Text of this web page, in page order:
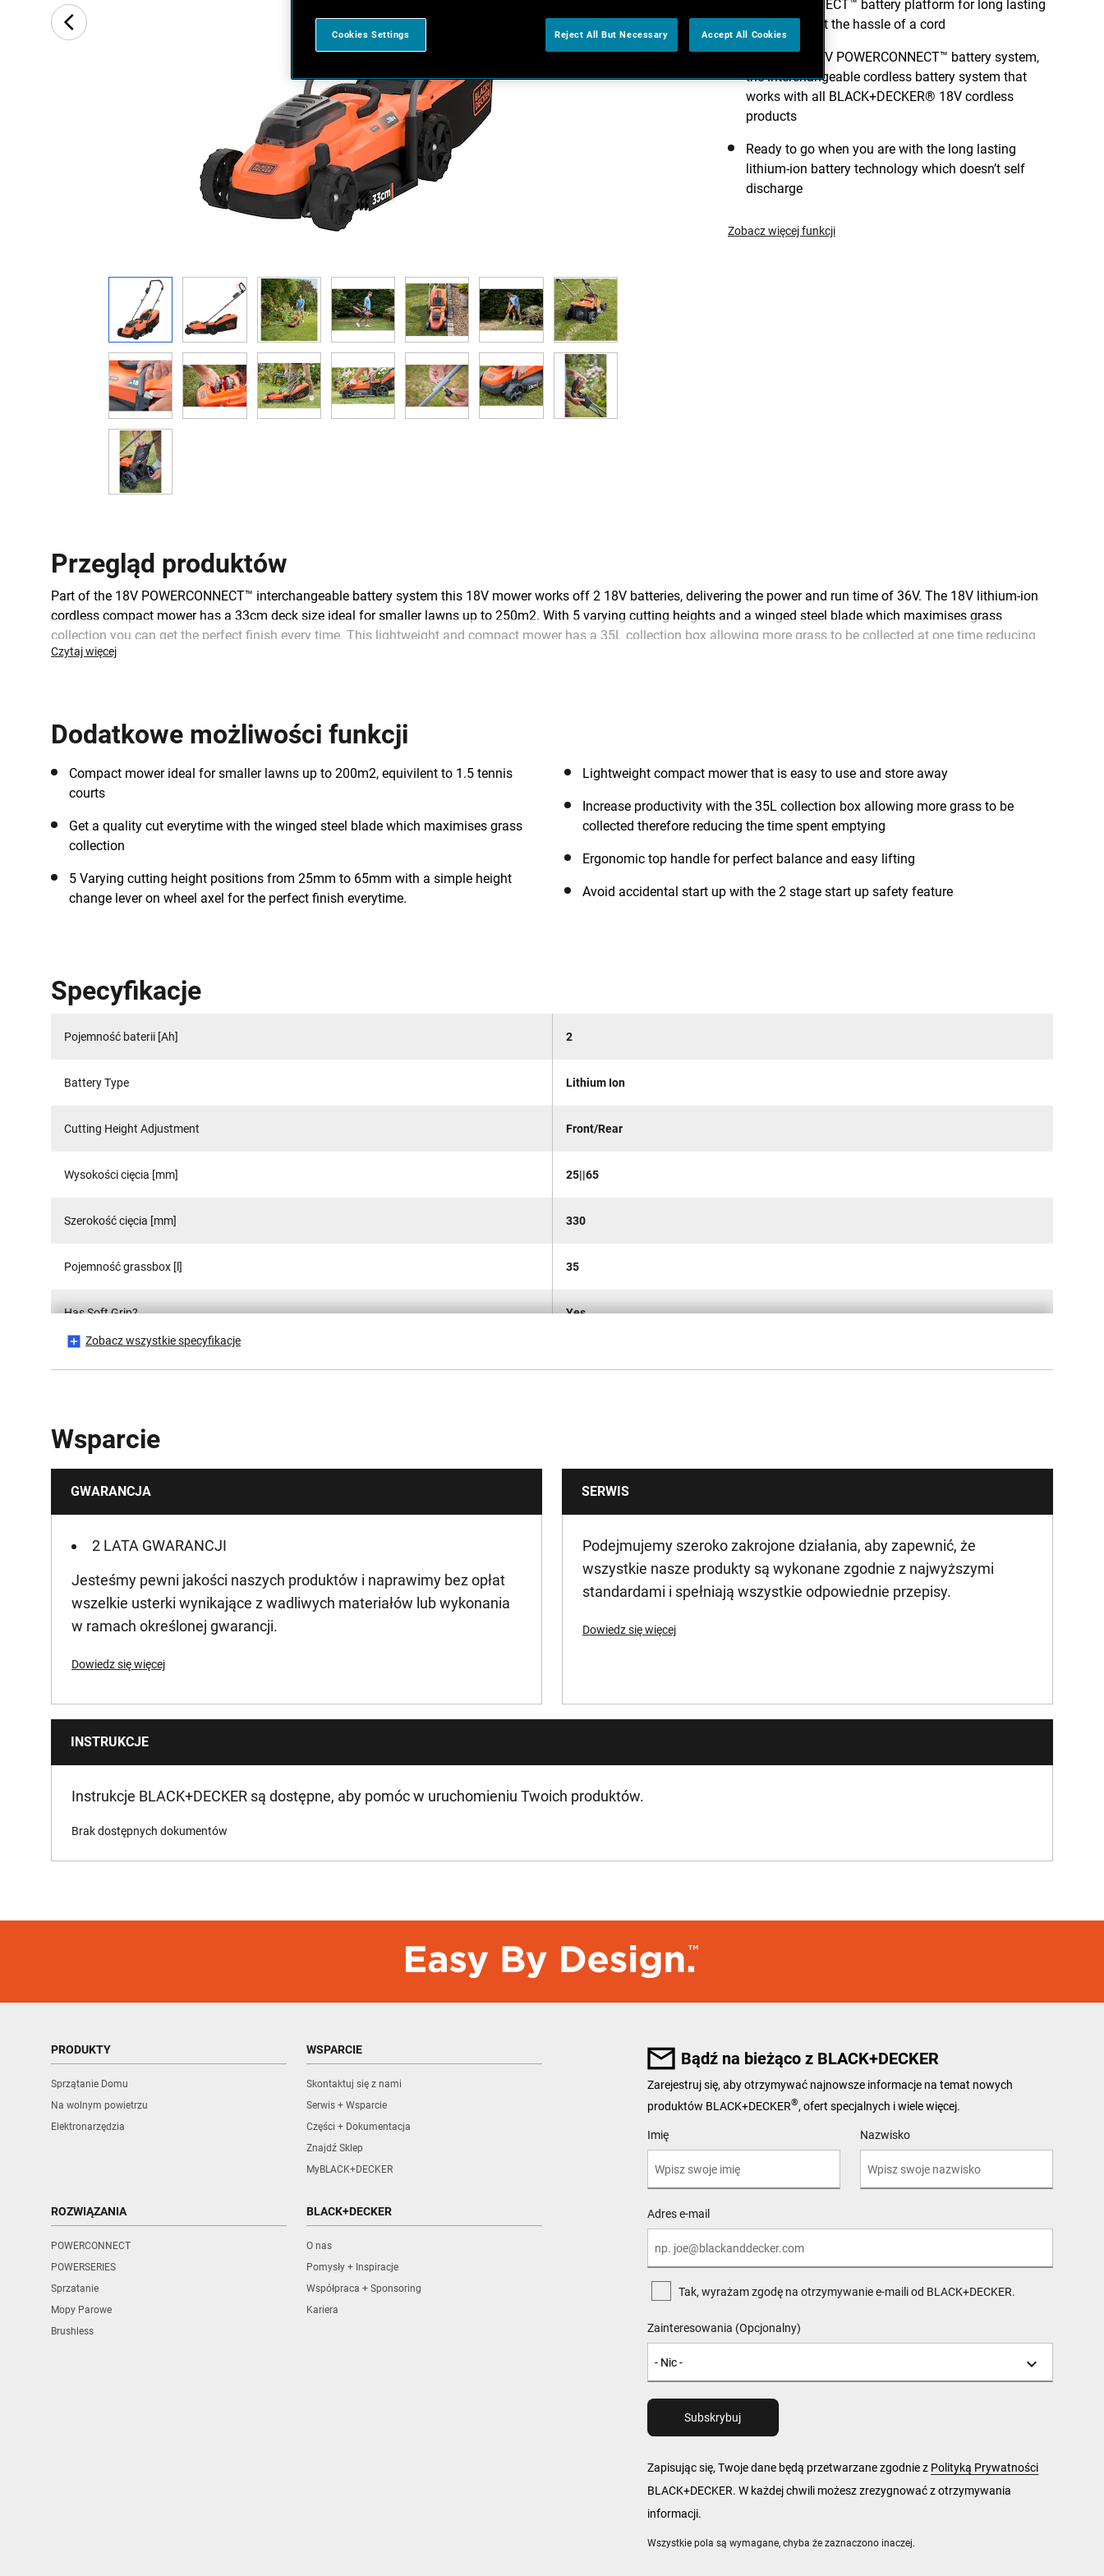
POWERCONNECT™ battery platform for long lasting
power without the hassle of a cord
Part of the 18V POWERCONNECT™ battery system,
the interchangeable cordless battery system that
works with all BLACK+DECKER® 18V cordless
products
Ready to go when you are with the long lasting
lithium-ion battery technology which doesn’t self
discharge
Zobacz więcej funkcji
Przegląd produktów
Part of the 18V POWERCONNECT™ interchangeable battery system this 18V mower works off 2 18V batteries, delivering the power and run time of 36V. The 18V lithium-ion
cordless compact mower has a 33cm deck size ideal for smaller lawns up to 250m2. With 5 varying cutting heights and a winged steel blade which maximises grass
collection you can get the perfect finish every time. This lightweight and compact mower has a 35L collection box allowing more grass to be collected at one time reducing
the time spent emptying. Part of the 18V POWERCONNECT™ range, the 18V BLACK+DECKER battery is compatible across all other BLACK+DECKER 18V tools.
Czytaj więcej
Dodatkowe możliwości funkcji
Compact mower ideal for smaller lawns up to 200m2, equivilent to 1.5 tennis
courts
Get a quality cut everytime with the winged steel blade which maximises grass
collection
5 Varying cutting height positions from 25mm to 65mm with a simple height
change lever on wheel axel for the perfect finish everytime.
Lightweight compact mower that is easy to use and store away
Increase productivity with the 35L collection box allowing more grass to be
collected therefore reducing the time spent emptying
Ergonomic top handle for perfect balance and easy lifting
Avoid accidental start up with the 2 stage start up safety feature
Specyfikacje
Pojemność baterii [Ah] 2
Battery Type Lithium Ion
Cutting Height Adjustment Front/Rear
Wysokości cięcia [mm] 25||65
Szerokość cięcia [mm] 330
Pojemność grassbox [l] 35
Has Soft Grip? Yes
Materiał aplikacyjny
Waga produktu [Kg] 0.015
Zobacz wszystkie specyfikacje
Wsparcie
GWARANCJA
2 LATA GWARANCJI
Jesteśmy pewni jakości naszych produktów i naprawimy bez opłat
wszelkie usterki wynikające z wadliwych materiałów lub wykonania
w ramach określonej gwarancji.
Dowiedz się więcej
SERWIS
Podejmujemy szeroko zakrojone działania, aby zapewnić, że
wszystkie nasze produkty są wykonane zgodnie z najwyższymi
standardami i spełniają wszystkie odpowiednie przepisy.
Dowiedz się więcej
INSTRUKCJE
Instrukcje BLACK+DECKER są dostępne, aby pomóc w uruchomieniu Twoich produktów.
Brak dostępnych dokumentów
PRODUKTY
Sprzątanie Domu
Na wolnym powietrzu
Elektronarzędzia
WSPARCIE
Skontaktuj się z nami
Serwis + Wsparcie
Części + Dokumentacja
Znajdź Sklep
MyBLACK+DECKER
ROZWIĄZANIA
POWERCONNECT
POWERSERIES
Sprzatanie
Mopy Parowe
Brushless
BLACK+DECKER
O nas
Pomysły + Inspiracje
Współpraca + Sponsoring
Kariera
Bądź na bieżąco z BLACK+DECKER
Wszystkie pola są wymagane, chyba że zaznaczono inaczej.
Zarejestruj się, aby otrzymywać najnowsze informacje na temat nowych
produktów BLACK+DECKER®, ofert specjalnych i wiele więcej.
User Details
Imię Nazwisko
Adres e-mail
Tak, wyrażam zgodę na otrzymywanie e-maili od BLACK+DECKER.
Zainteresowania (Opcjonalny)
Zapisując się, Twoje dane będą przetwarzane zgodnie z Polityką Prywatności
BLACK+DECKER. W każdej chwili możesz zrezygnować z otrzymywania
informacji.
Cookies Settings Reject All But Necessary Accept All Cookies